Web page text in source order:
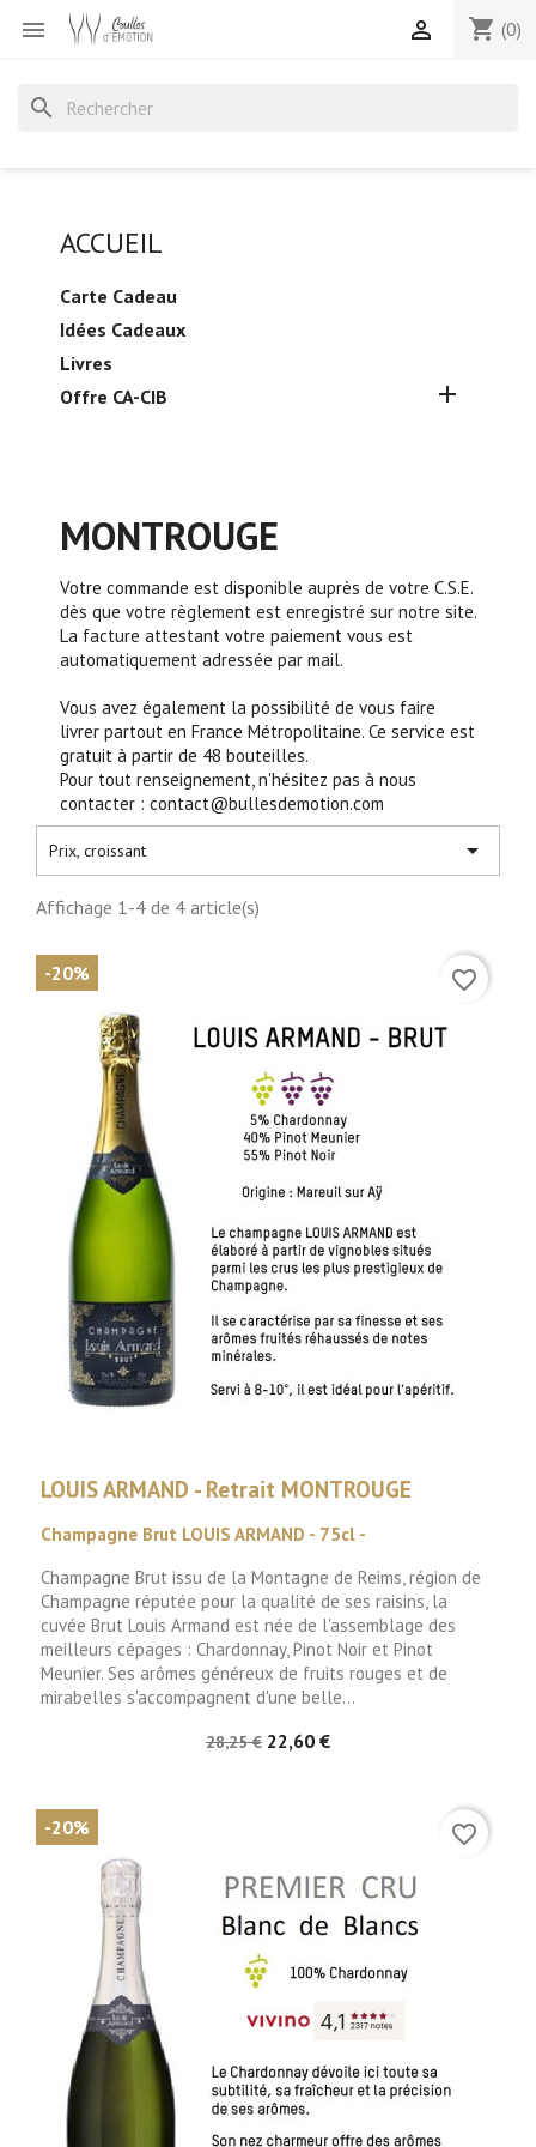
 shopping_cart (0)

search
ACCUEIL
Carte Cadeau
Idées Cadeaux
Livres
Offre CA-CIB

MONTROUGE
Votre commande est disponible auprès de votre C.S.E.
dès que votre règlement est enregistré sur notre site.
La facture attestant votre paiement vous est
automatiquement adressée par mail.
Vous avez également la possibilité de vous faire
livrer partout en France Métropolitaine. Ce service est
gratuit à partir de 48 bouteilles.
Pour tout renseignement, n'hésitez pas à nous
contacter : contact@bullesdemotion.com
Prix, croissant 
Affichage 1-4 de 4 article(s)
LOUIS ARMAND - Retrait MONTROUGE
Champagne Brut LOUIS ARMAND - 75cl -
Champagne Brut issu de la Montagne de Reims, région de
Champagne réputée pour la qualité de ses raisins, la
cuvée Brut Louis Armand est née de l'assemblage des
meilleurs cépages : Chardonnay, Pinot Noir et Pinot
Meunier. Ses arômes généreux de fruits rouges et de
mirabelles s'accompagnent d'une belle...
28,25 € 22,60 €
-20% favorite_border
-20% favorite_border